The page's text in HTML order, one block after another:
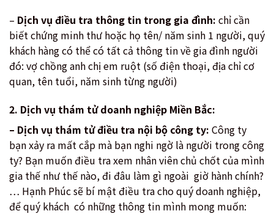
– Dịch vụ điều tra thông tin trong gia đình: chỉ cần
biết chứng minh thư hoặc họ tên/ năm sinh 1 người, quý
khách hàng có thể có tất cả thông tin về gia đình người
đó: vợ chồng anh chị em ruột (số điện thoại, địa chỉ cơ
quan, tên tuổi, năm sinh từng người)
2. Dịch vụ thám tử doanh nghiệp Miền Bắc:
– Dịch vụ thám tử điều tra nội bộ công ty: Công ty
bạn xảy ra mất cắp mà bạn nghi ngờ là người trong công
ty? Bạn muốn điều tra xem nhân viên chủ chốt của mình
gia thế như thế nào, đi đâu làm gì ngoài giờ hành chính?
… Hạnh Phúc sẽ bí mật điều tra cho quý doanh nghiệp,
để quý khách có những thông tin mình mong muốn: